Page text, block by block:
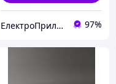
ЕлектроПриладТехСервіс 97%